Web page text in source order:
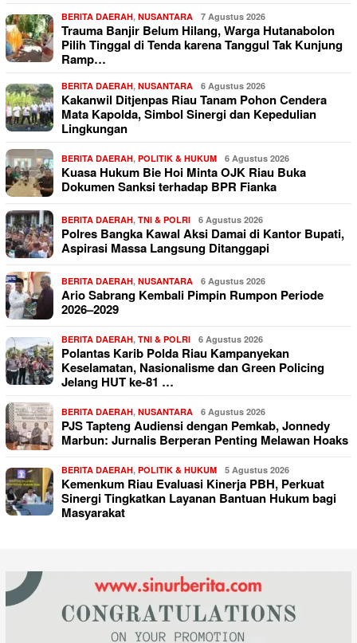
BERITA DAERAH, NUSANTARA 7 Agustus 2026
Trauma Banjir Belum Hilang, Warga Hutanabolon
Pilih Tinggal di Tenda karena Tanggul Tak Kunjung
Ramp…
BERITA DAERAH, NUSANTARA 6 Agustus 2026
Kakanwil Ditjenpas Riau Tanam Pohon Cendera
Mata Kapolda, Simbol Sinergi dan Kepedulian
Lingkungan
BERITA DAERAH, POLITIK & HUKUM 6 Agustus 2026
Kuasa Hukum Bie Hoi Minta OJK Riau Buka
Dokumen Sanksi terhadap BPR Fianka
BERITA DAERAH, TNI & POLRI 6 Agustus 2026
Polres Bangka Kawal Aksi Damai di Kantor Bupati,
Aspirasi Massa Langsung Ditanggapi
BERITA DAERAH, NUSANTARA 6 Agustus 2026
Ario Sabrang Kembali Pimpin Rumpon Periode
2026–2029
BERITA DAERAH, TNI & POLRI 6 Agustus 2026
Polantas Karib Polda Riau Kampanyekan
Keselamatan, Nasionalisme dan Green Policing
Jelang HUT ke-81 …
BERITA DAERAH, NUSANTARA 6 Agustus 2026
PJS Tapteng Audiensi dengan Pemkab, Jonnedy
Marbun: Jurnalis Berperan Penting Melawan Hoaks
BERITA DAERAH, POLITIK & HUKUM 5 Agustus 2026
Kemenkum Riau Evaluasi Kinerja PBH, Perkuat
Sinergi Tingkatkan Layanan Bantuan Hukum bagi
Masyarakat